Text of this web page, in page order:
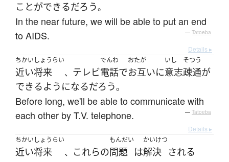
ことができるだろう。
In the near future, we will be able to put an end
to AIDS.
— Tatoeba
Details ▸
ちかいしょうらい
近い将来 、 テレビ
でんわ
電話で
おたが
お互いに
いし
意志
そつう
疎通が
できるようになるだろう。
Before long, we'll be able to communicate with
each other by T.V. telephone.
— Tatoeba
Details ▸
ちかいしょうらい
近い将来 、 これらの
もんだい
問題 は
かいけつ
解決 される